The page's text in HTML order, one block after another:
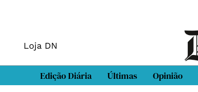
Loja DN
Edição Diária Últimas Opinião